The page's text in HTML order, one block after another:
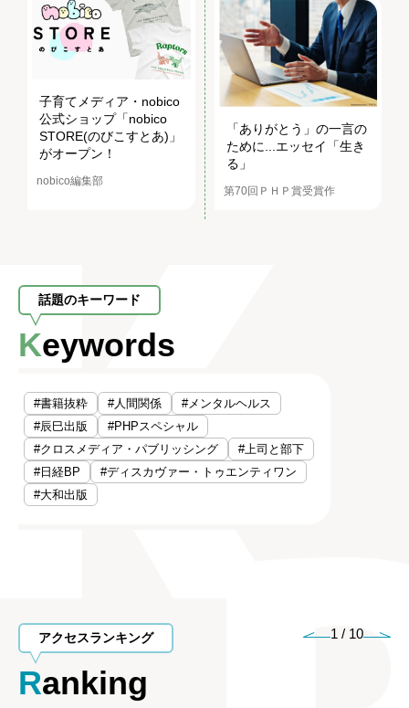
子育てメディア・nobico
公式ショップ「nobico
STORE(のびこすとあ)」
がオープン！
nobico編集部
「ありがとう」の一言の
ために...エッセイ「生き
る」
第70回ＰＨＰ賞受賞作
話題のキーワード
Keywords
#書籍抜粋 #人間関係
#メンタルヘルス
#辰巳出版
#PHPスペシャル
#クロスメディア・パブリッシング
#上司と部下
#日経BP
#ディスカヴァー・トゥエンティワン
#大和出版
アクセスランキング
Ranking
1 / 10